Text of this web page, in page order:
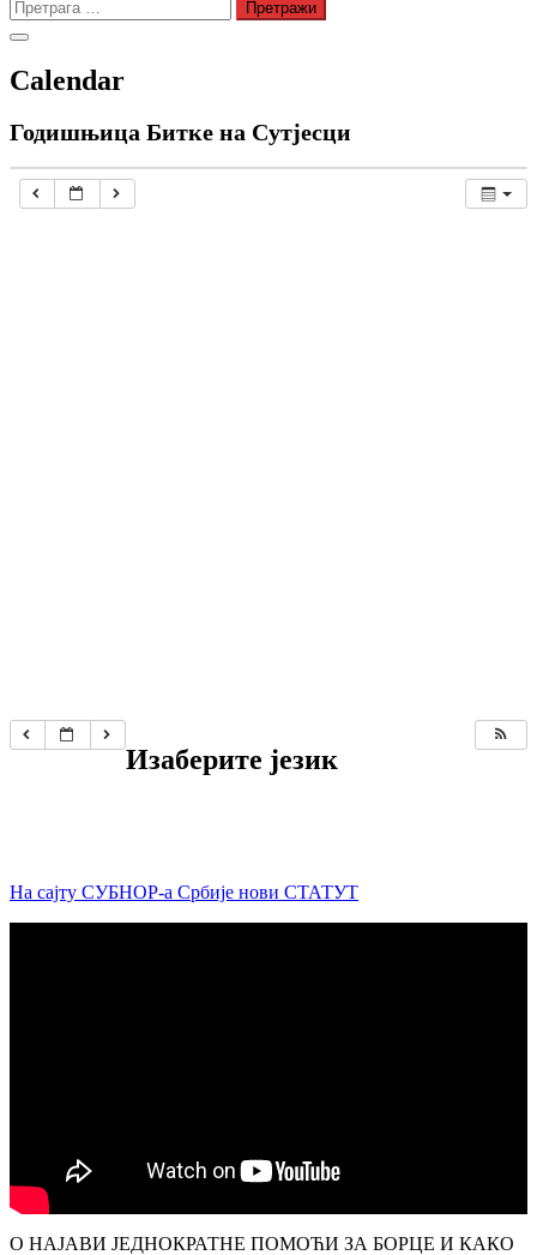
Претрага
за:
Calendar
Годишњица Битке на Сутјесци
Изаберите језик
На сајту СУБНОР-а Србије нови СТАТУТ
О НАЈАВИ ЈЕДНОКРАТНЕ ПОМОЋИ ЗА БОРЦЕ И КАКО